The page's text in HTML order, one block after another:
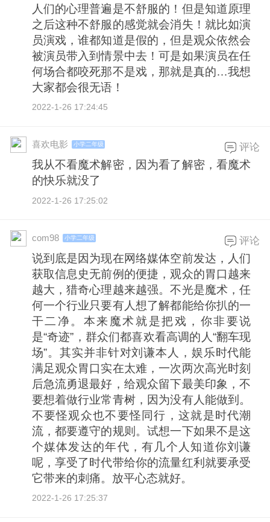
人们的心理普遍是不舒服的！但是知道原理
之后这种不舒服的感觉就会消失！就比如演
员演戏，谁都知道是假的，但是观众依然会
被演员带入到情景中去！可是如果演员在任
何场合都咬死那不是戏，那就是真的…我想
大家都会很无语！
2022-1-26 17:24:45
喜欢电影 小学二年级
我从不看魔术解密，因为看了解密，看魔术
的快乐就没了
2022-1-26 17:25:02
评论
com98 小学二年级
说到底是因为现在网络媒体空前发达，人们
获取信息史无前例的便捷，观众的胃口越来
越大，猎奇心理越来越强。不光是魔术，任
何一个行业只要有人想了解都能给你扒的一
干二净。本来魔术就是把戏，你非要说
是“奇迹”，群众们都喜欢看高调的人“翻车现
场”。其实并非针对刘谦本人，娱乐时代能
满足观众胃口实在太难，一次两次高光时刻
后急流勇退最好，给观众留下最美印象，不
要想着做行业常青树，因为没有人能做到。
不要怪观众也不要怪同行，这就是时代潮
流，都要遵守的规则。试想一下如果不是这
个媒体发达的年代，有几个人知道你刘谦
呢，享受了时代带给你的流量红利就要承受
它带来的刺痛。放平心态就好。
2022-1-26 17:25:37
评论